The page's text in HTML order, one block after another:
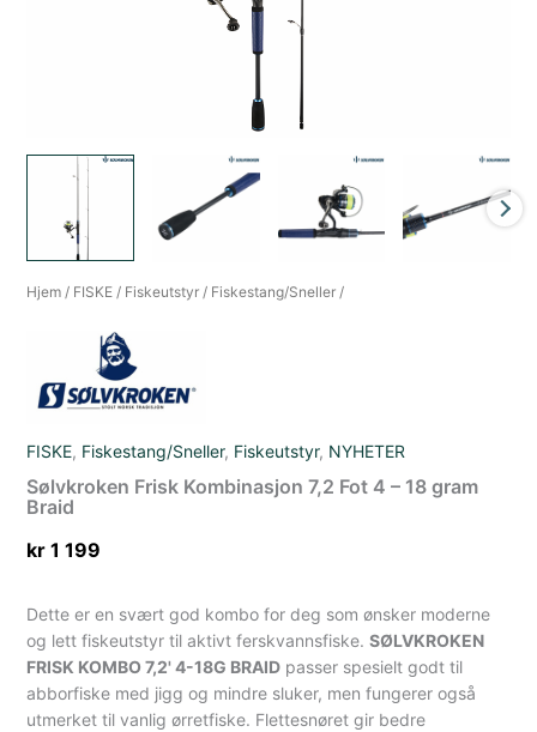
Hjem / FISKE / Fiskeutstyr / Fiskestang/Sneller /
FISKE, Fiskestang/Sneller, Fiskeutstyr, NYHETER
Sølvkroken Frisk Kombinasjon 7,2 Fot 4 – 18 gram
Braid
kr 1 199
Dette er en svært god kombo for deg som ønsker moderne
og lett fiskeutstyr til aktivt ferskvannsfiske.SØLVKROKEN
FRISK KOMBO 7,2' 4-18G BRAID passer spesielt godt til
abborfiske med jigg og mindre sluker, men fungerer også
utmerket til vanlig ørretfiske. Flettesnøret gir bedre